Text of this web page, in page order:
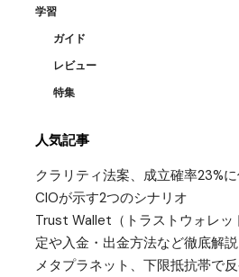
学習
ガイド
レビュー
特集
人気記事
クラリティ法案、成立確率23%
CIOが示す2つのシナリオ
Trust Wallet（トラストウォレッ
定や入金・出金方法など徹底解説
メタプラネット、下限抵抗帯で